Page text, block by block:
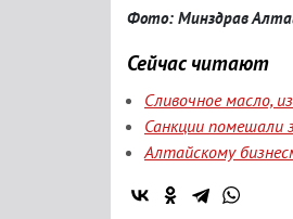
Фото: Минздрав
Сейчас читают
Сливочное масло,
Санкции помешали
Алтайскому